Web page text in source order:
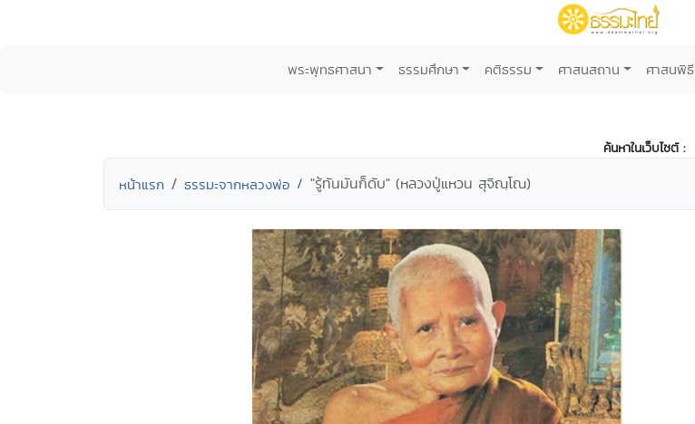
พระพุทธศาสนา ธรรมศึกษา คติธรรม ศาสนสถาน ศาสนพิธี
ค้นหาในเว็บไซต์ :
หน้าแรก ธรรมะจากหลวงพ่อ "รู้ทันมันก็ดับ" (หลวงปู่แหวน สุจิณฺโณ)